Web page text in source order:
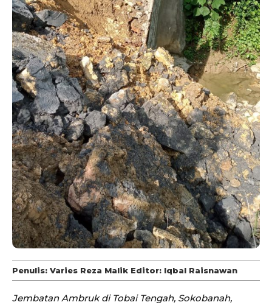
Penulis: Varies Reza Malik Editor: Iqbal Raisnawan
Jembatan Ambruk di Tobai Tengah, Sokobanah,